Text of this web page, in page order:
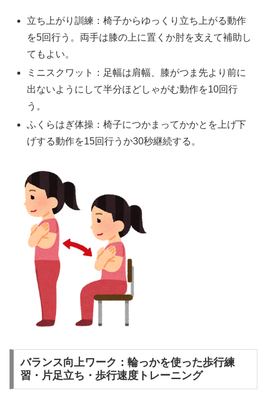
立ち上がり訓練：椅子からゆっくり立ち上がる動作
を5回行う。両手は膝の上に置くか肘を支えて補助し
てもよい。
ミニスクワット：足幅は肩幅、膝がつま先より前に
出ないようにして半分ほどしゃがむ動作を10回行
う。
ふくらはぎ体操：椅子につかまってかかとを上げ下
げする動作を15回行うか30秒継続する。
バランス向上ワーク：輪っかを使った歩行練
習・片足立ち・歩行速度トレーニング